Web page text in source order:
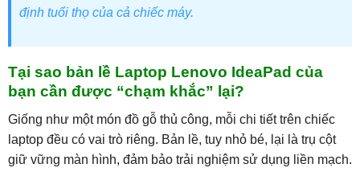
định tuổi thọ của cả chiếc máy.
Tại sao bản lề Laptop Lenovo IdeaPad của
bạn cần được “chạm khắc” lại?
Giống như một món đồ gỗ thủ công, mỗi chi tiết trên chiếc
laptop đều có vai trò riêng. Bản lề, tuy nhỏ bé, lại là trụ cột
giữ vững màn hình, đảm bảo trải nghiệm sử dụng liền mạch.